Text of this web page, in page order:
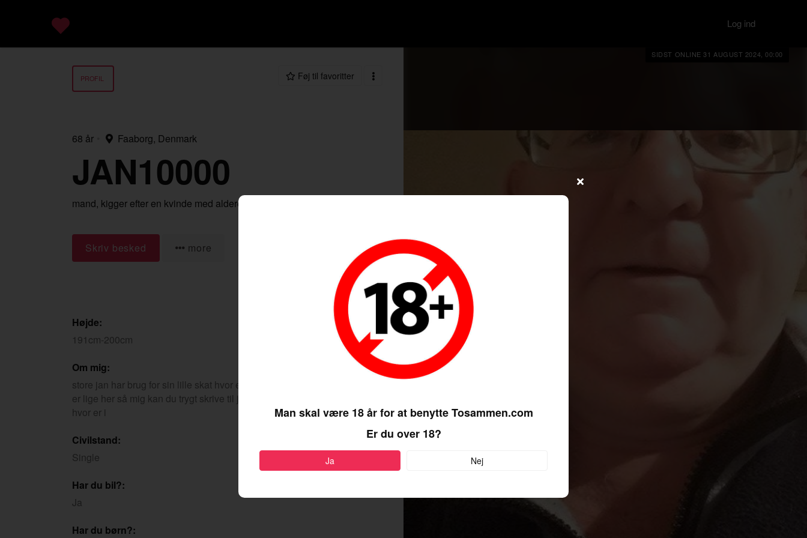
Log ind
SIDST ONLINE 31 AUGUST 2024, 00:00
PROFIL Føj til favoritter
68 år Faaborg, Denmark
JAN10000
mand, kigger efter en kvinde med alderen 18-99
Skriv besked more
Højde:
191cm-200cm
Om mig:
store jan har brug for sin lille skat hvor er du henne skat jeg
er lige her så mig kan du trygt skrive til jeg elsker søde piger
hvor er i
Civilstand:
Single
Har du bil?:
Ja
Har du børn?:
Man skal være 18 år for at benytte Tosammen.com
Er du over 18?
Ja Nej